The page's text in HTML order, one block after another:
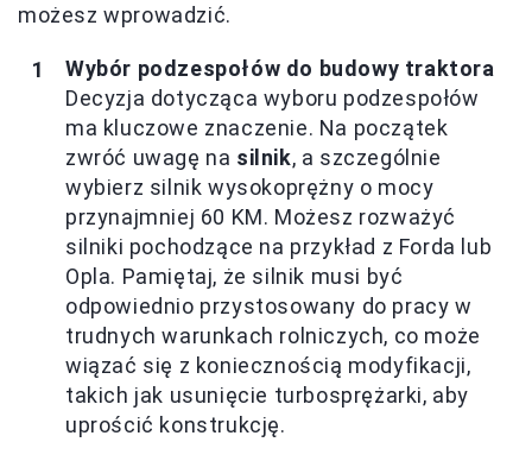
możesz wprowadzić.
Wybór podzespołów do budowy traktora
Decyzja dotycząca wyboru podzespołów
ma kluczowe znaczenie. Na początek
zwróć uwagę na silnik, a szczególnie
wybierz silnik wysokoprężny o mocy
przynajmniej 60 KM. Możesz rozważyć
silniki pochodzące na przykład z Forda lub
Opla. Pamiętaj, że silnik musi być
odpowiednio przystosowany do pracy w
trudnych warunkach rolniczych, co może
wiązać się z koniecznością modyfikacji,
takich jak usunięcie turbosprężarki, aby
uprościć konstrukcję.